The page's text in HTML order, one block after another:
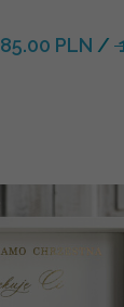
85.00 PLN /